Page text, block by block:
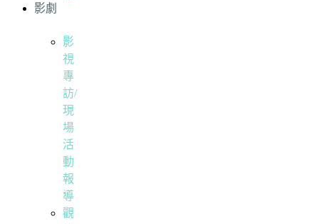
影劇
影
視
專
訪/
現
場
活
動
報
導
觀